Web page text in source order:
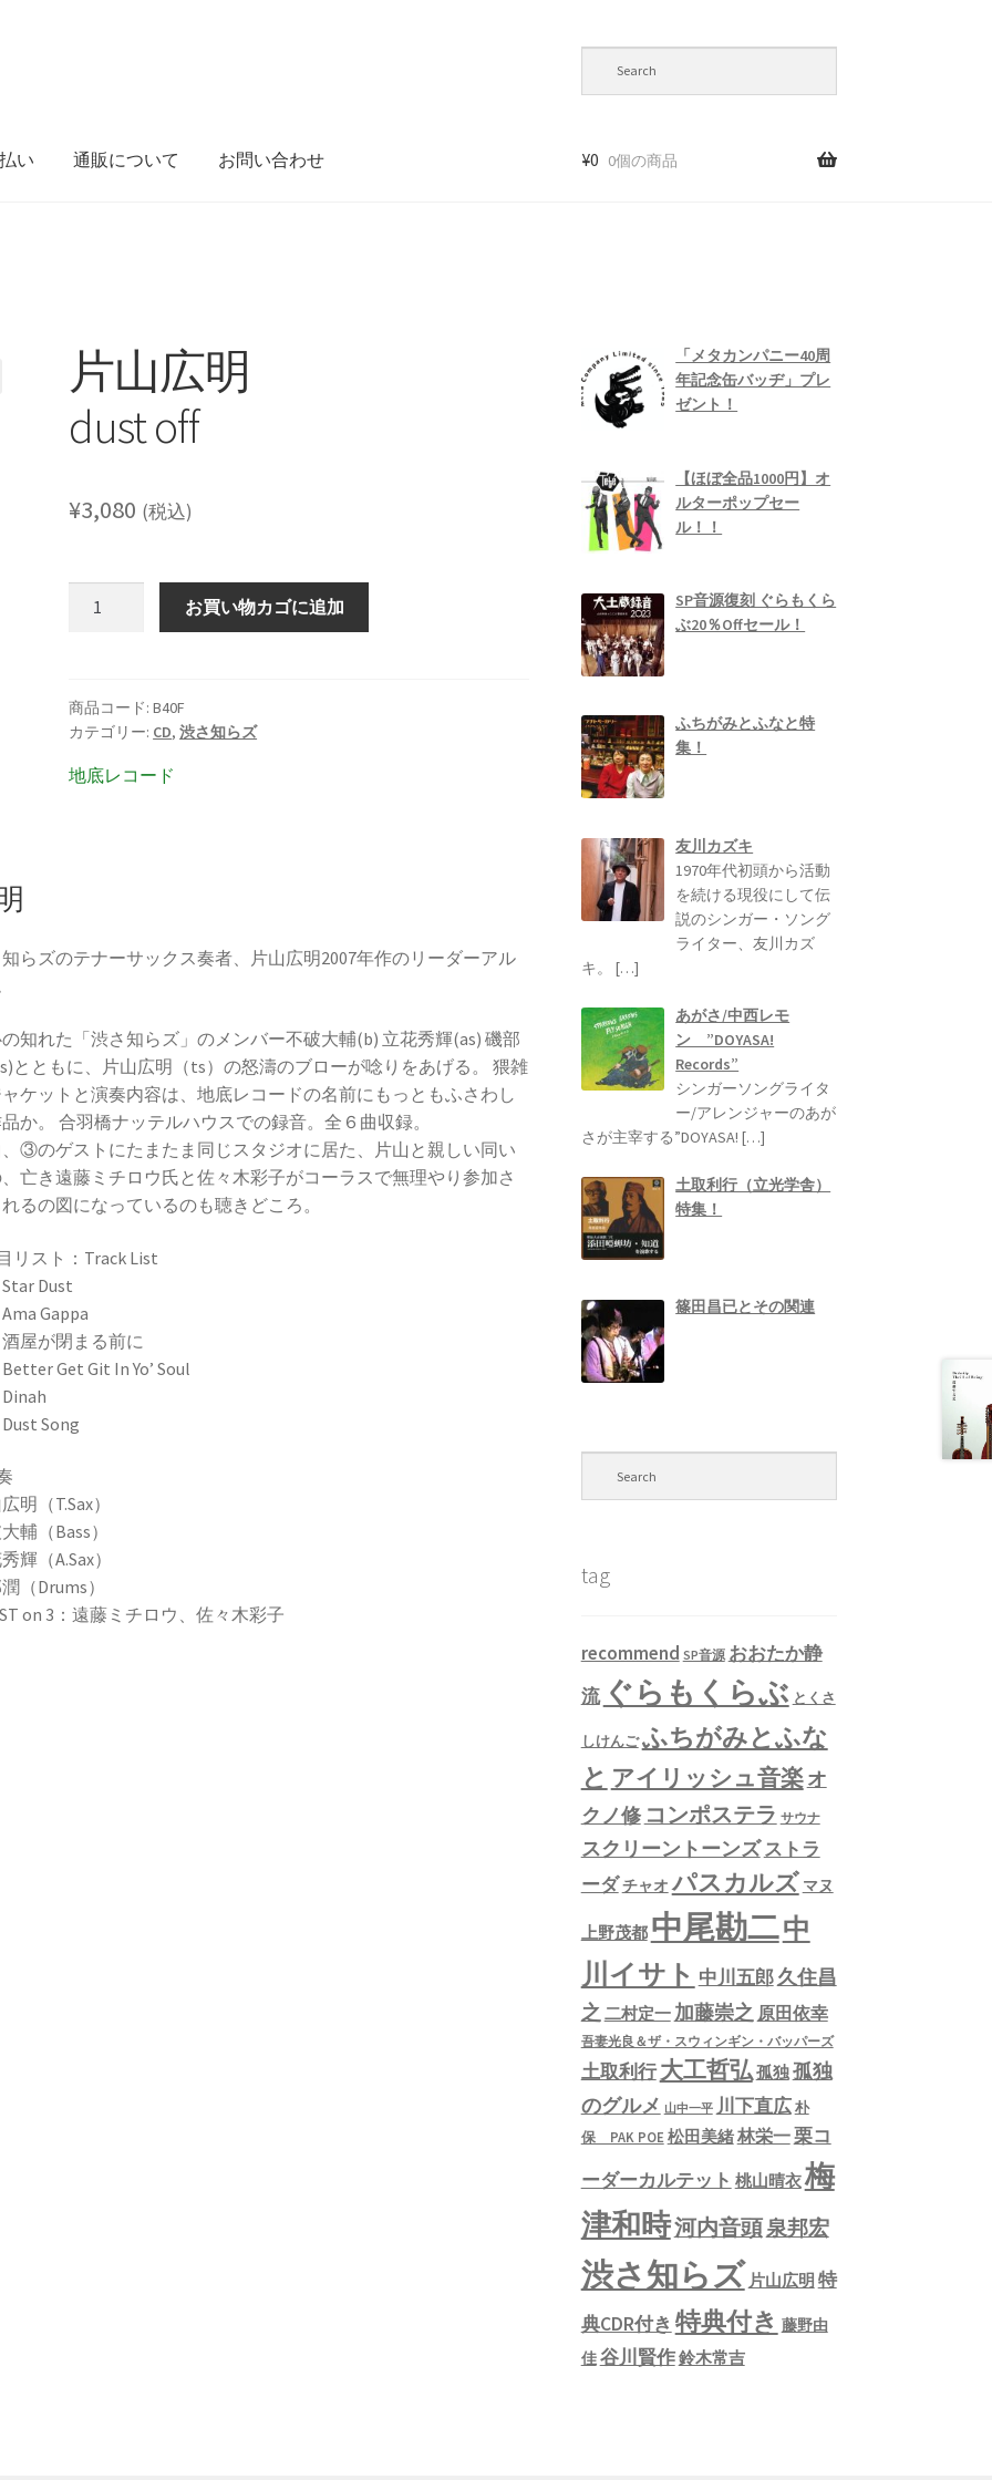
い 通販について お問い合わせ ¥0 0個の商品
片山広明
dust off
¥3,080 (税込)
dust
off
個
お買い物カゴに追加
商品コード:B40F
カテゴリー: CD,渋さ知らズ
地底レコード
らズのテナーサックス奏者、片山広明2007年作のリーダーアル
知れた「渋さ知らズ」のメンバー不破大輔(b) 立花秀輝(as) 磯部
とともに、片山広明（ts）の怒濤のブローが唸りをあげる。 猥雑
ケットと演奏内容は、地底レコードの名前にもっともふさわし
か。 合羽橋ナッテルハウスでの録音。全６曲収録。
、③のゲストにたまたま同じスタジオに居た、片山と親しい同い
亡き遠藤ミチロウ氏と佐々木彩子がコーラスで無理やり参加さ
るの図になっているのも聴きどころ。
リスト：Track List
Dust
Gappa
屋が閉まる前に
Get Git In Yo’ Soul
Song
明（T.Sax）
輔（Bass）
輝（A.Sax）
（Drums）
on 3：遠藤ミチロウ、佐々木彩子
「メタカンパニー40周
年記念缶バッヂ」プレ
ゼント！
【ほぼ全品1000円】オ
ルターポップセー
ル！！
SP音源復刻 ぐらもくら
ぶ20％Offセール！
ふちがみとふなと特
集！
友川カズキ
1970年代初頭から活動
を続ける現役にして伝
説のシンガー・ソング
ライター、友川カズ
キ。 […]
あがさ/中西レモ
ン ”DOYASA!
Records”
シンガーソングライタ
ー/アレンジャーのあが
さが主宰する”DOYASA! […]
土取利行（立光学舎）
特集！
篠田昌已とその関連
tag
recommend SP音源 おおたか静
流 ぐらもくらぶ とくさ
しけんご ふちがみとふな
と アイリッシュ音楽オ
クノ修 コンポステラ サウナ
スクリーントーンズストラ
ーダチャオ パスカルズ マヌ
上野茂都 中尾勘二中
川イサト 中川五郎久住昌
之 二村定一 加藤崇之 原田依幸
吾妻光良＆ザ・スウィンギン・バッパーズ
土取利行大工哲弘孤独孤独
のグルメ 山中一平 川下直広 朴
保 PAK POE 松田美緒林栄一栗コ
ーダーカルテット 桃山晴衣梅
津和時河内音頭泉邦宏
渋さ知らズ 片山広明 特
典CDR付き 特典付き 藤野由
佳谷川賢作鈴木常吉